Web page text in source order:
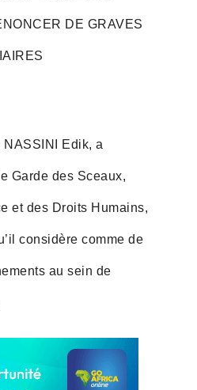
DE GRAVES
Edik, a
Garde des Sceaux,
et des Droits Humains,
considère comme de
au sein de